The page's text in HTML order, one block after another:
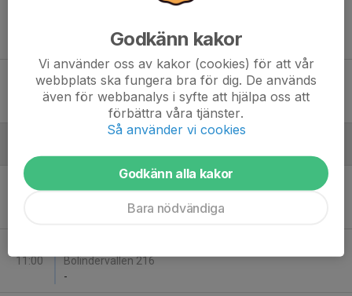
Lör 30
Ängby IF Grön 2 - Kallhälls FF Vit
Ängby IP 35
Lör 6
Kallhälls FF Vit - IK Frej Täby FF 3
11:00
Bolindervallen 216
-
Godkänn kakor
Vi använder oss av kakor (cookies) för att vår
webbplats ska fungera bra för dig. De används
även för webbanalys i syfte att hjälpa oss att
förbättra våra tjänster.
Så använder vi cookies
Godkänn alla kakor
Bara nödvändiga